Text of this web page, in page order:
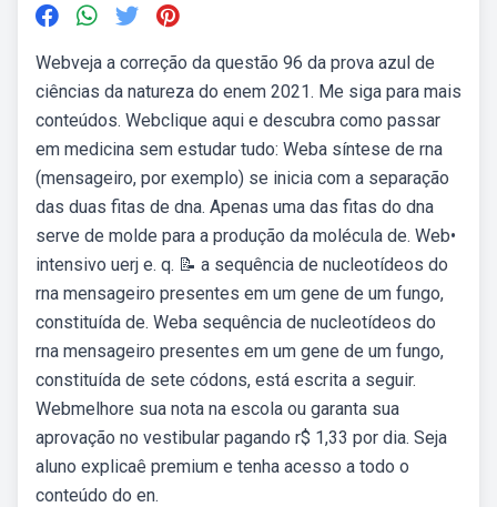
Webveja a correção da questão 96 da prova azul de
ciências da natureza do enem 2021. Me siga para mais
conteúdos. Webclique aqui e descubra como passar
em medicina sem estudar tudo: Weba síntese de rna
(mensageiro, por exemplo) se inicia com a separação
das duas fitas de dna. Apenas uma das fitas do dna
serve de molde para a produção da molécula de. Web•
intensivo uerj e. q. 📝 a sequência de nucleotídeos do
rna mensageiro presentes em um gene de um fungo,
constituída de. Weba sequência de nucleotídeos do
rna mensageiro presentes em um gene de um fungo,
constituída de sete códons, está escrita a seguir.
Webmelhore sua nota na escola ou garanta sua
aprovação no vestibular pagando r$ 1,33 por dia. Seja
aluno explicaê premium e tenha acesso a todo o
conteúdo do en.